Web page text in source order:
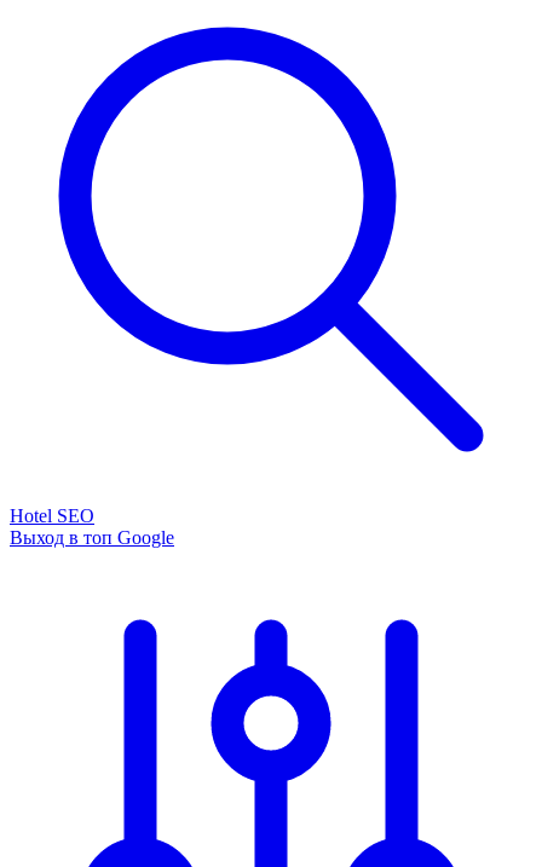
Hotel SEO
Выход в топ Google